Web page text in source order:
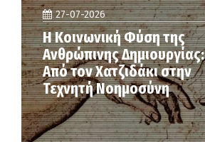
27-07-2026
Η Κοινωνική Φύση της
Ανθρώπινης Δημιουργίας:
Από τον Χατζιδάκι στην
Τεχνητή Νοημοσύνη